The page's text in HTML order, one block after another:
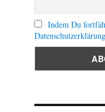
Indem Du